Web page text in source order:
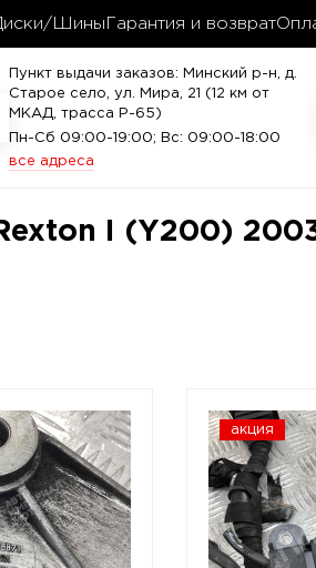
Шины Гарантия и возврат
Пункт выдачи заказов: Минский р-н, д.
Старое село, ул. Мира, 21 (12 км от
МКАД, трасса P-65)
Пн-Сб 09:00-19:00; Вс: 09:00-18:00
все адреса
I (Y200)
акция